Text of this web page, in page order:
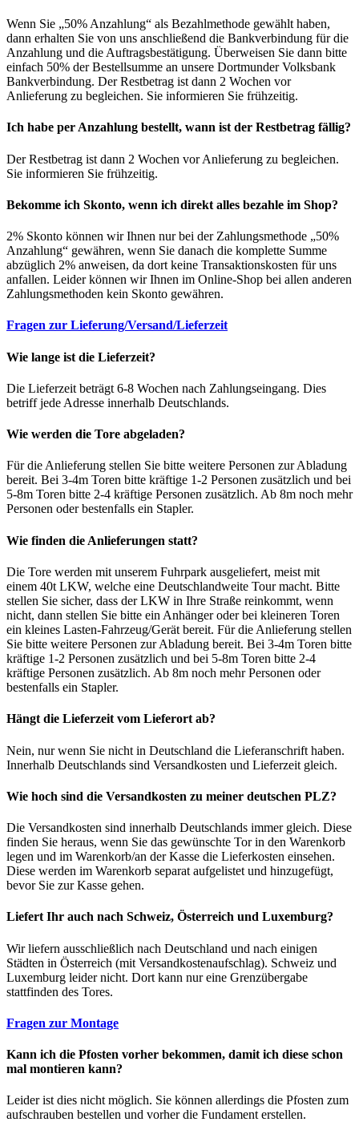
Wenn Sie „50% Anzahlung“ als Bezahlmethode gewählt haben,
dann erhalten Sie von uns anschließend die Bankverbindung für die
Anzahlung und die Auftragsbestätigung. Überweisen Sie dann bitte
einfach 50% der Bestellsumme an unsere Dortmunder Volksbank
Bankverbindung. Der Restbetrag ist dann 2 Wochen vor
Anlieferung zu begleichen. Sie informieren Sie frühzeitig.
Ich habe per Anzahlung bestellt, wann ist der Restbetrag fällig?
Der Restbetrag ist dann 2 Wochen vor Anlieferung zu begleichen.
Sie informieren Sie frühzeitig.
Bekomme ich Skonto, wenn ich direkt alles bezahle im Shop?
2% Skonto können wir Ihnen nur bei der Zahlungsmethode „50%
Anzahlung“ gewähren, wenn Sie danach die komplette Summe
abzüglich 2% anweisen, da dort keine Transaktionskosten für uns
anfallen. Leider können wir Ihnen im Online-Shop bei allen anderen
Zahlungsmethoden kein Skonto gewähren.
Fragen zur Lieferung/Versand/Lieferzeit
Wie lange ist die Lieferzeit?
Die Lieferzeit beträgt 6-8 Wochen nach Zahlungseingang. Dies
betriff jede Adresse innerhalb Deutschlands.
Wie werden die Tore abgeladen?
Für die Anlieferung stellen Sie bitte weitere Personen zur Abladung
bereit. Bei 3-4m Toren bitte kräftige 1-2 Personen zusätzlich und bei
5-8m Toren bitte 2-4 kräftige Personen zusätzlich. Ab 8m noch mehr
Personen oder bestenfalls ein Stapler.
Wie finden die Anlieferungen statt?
Die Tore werden mit unserem Fuhrpark ausgeliefert, meist mit
einem 40t LKW, welche eine Deutschlandweite Tour macht. Bitte
stellen Sie sicher, dass der LKW in Ihre Straße reinkommt, wenn
nicht, dann stellen Sie bitte ein Anhänger oder bei kleineren Toren
ein kleines Lasten-Fahrzeug/Gerät bereit. Für die Anlieferung stellen
Sie bitte weitere Personen zur Abladung bereit. Bei 3-4m Toren bitte
kräftige 1-2 Personen zusätzlich und bei 5-8m Toren bitte 2-4
kräftige Personen zusätzlich. Ab 8m noch mehr Personen oder
bestenfalls ein Stapler.
Hängt die Lieferzeit vom Lieferort ab?
Nein, nur wenn Sie nicht in Deutschland die Lieferanschrift haben.
Innerhalb Deutschlands sind Versandkosten und Lieferzeit gleich.
Wie hoch sind die Versandkosten zu meiner deutschen PLZ?
Die Versandkosten sind innerhalb Deutschlands immer gleich. Diese
finden Sie heraus, wenn Sie das gewünschte Tor in den Warenkorb
legen und im Warenkorb/an der Kasse die Lieferkosten einsehen.
Diese werden im Warenkorb separat aufgelistet und hinzugefügt,
bevor Sie zur Kasse gehen.
Liefert Ihr auch nach Schweiz, Österreich und Luxemburg?
Wir liefern ausschließlich nach Deutschland und nach einigen
Städten in Österreich (mit Versandkostenaufschlag). Schweiz und
Luxemburg leider nicht. Dort kann nur eine Grenzübergabe
stattfinden des Tores.
Fragen zur Montage
Kann ich die Pfosten vorher bekommen, damit ich diese schon
mal montieren kann?
Leider ist dies nicht möglich. Sie können allerdings die Pfosten zum
aufschrauben bestellen und vorher die Fundament erstellen.